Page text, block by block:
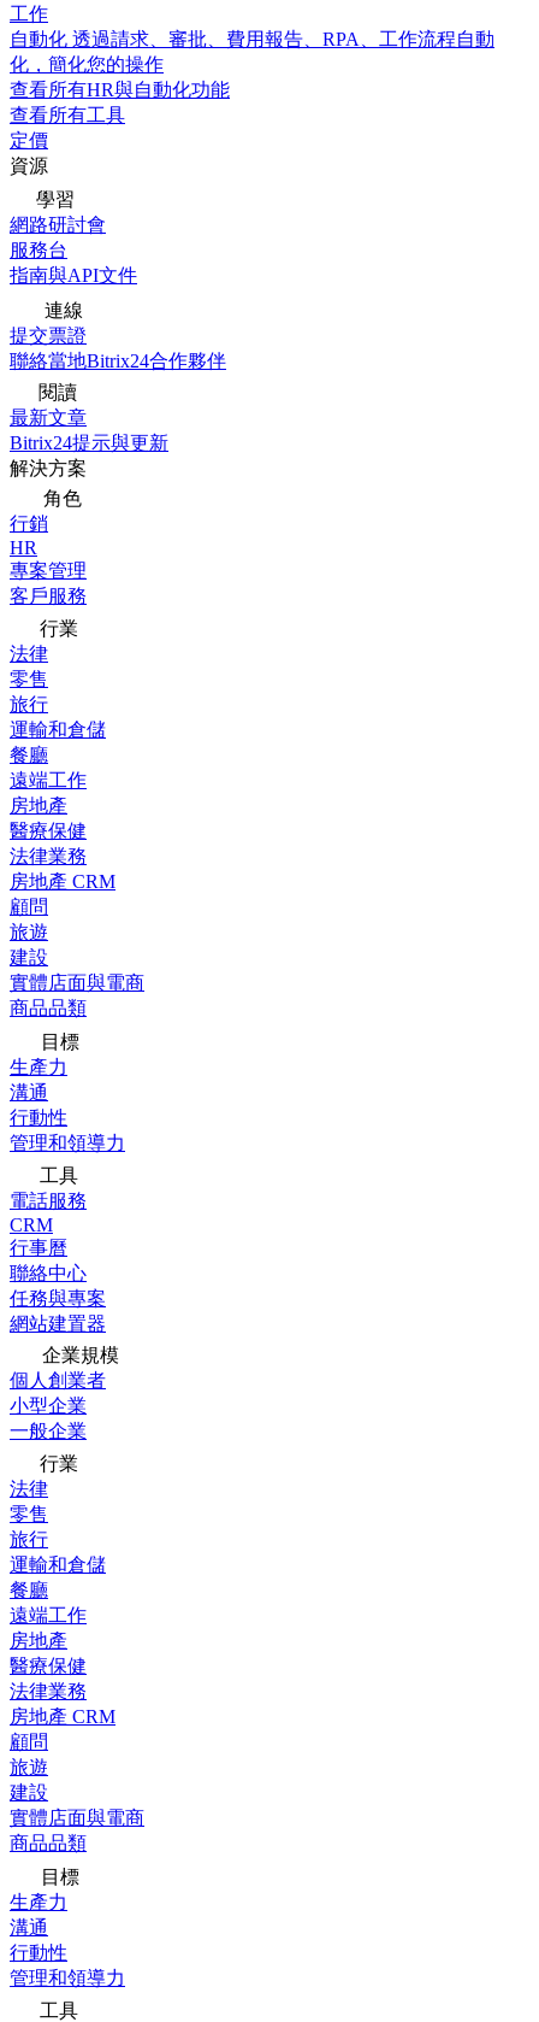
工作
自動化 透過請求、審批、費用報告、RPA、工作流程自動
化，簡化您的操作
查看所有HR與自動化功能
查看所有工具
定價
資源
學習
網路研討會
服務台
指南與API文件
連線
提交票證
聯絡當地Bitrix24合作夥伴
閱讀
最新文章
Bitrix24提示與更新
解決方案
角色
行銷
HR
專案管理
客戶服務
行業
法律
零售
旅行
運輸和倉儲
餐廳
遠端工作
房地產
醫療保健
法律業務
房地產 CRM
顧問
旅遊
建設
實體店面與電商
商品品類
目標
生產力
溝通
行動性
管理和領導力
工具
電話服務
CRM
行事曆
聯絡中心
任務與專案
網站建置器
企業規模
個人創業者
小型企業
一般企業
行業
法律
零售
旅行
運輸和倉儲
餐廳
遠端工作
房地產
醫療保健
法律業務
房地產 CRM
顧問
旅遊
建設
實體店面與電商
商品品類
目標
生產力
溝通
行動性
管理和領導力
工具